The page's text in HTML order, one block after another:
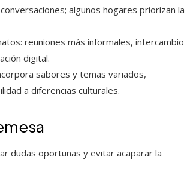
algunos hogares priorizan la
reuniones más informales, intercambio
digital.
sabores y temas variados,
a diferencias culturales.
dudas oportunas y evitar acaparar la